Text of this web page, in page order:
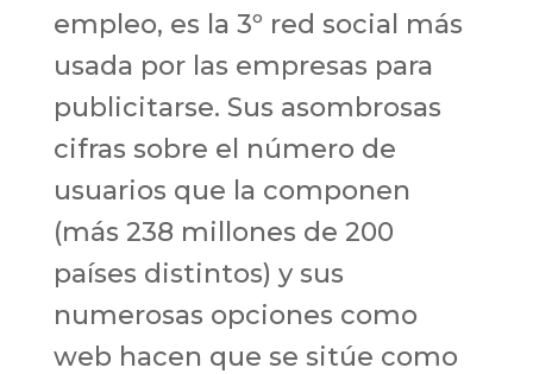
empleo, es la 3º red social más
usada por las empresas para
publicitarse. Sus asombrosas
cifras sobre el número de
usuarios que la componen
(más 238 millones de 200
países distintos) y sus
numerosas opciones como
web hacen que se sitúe como